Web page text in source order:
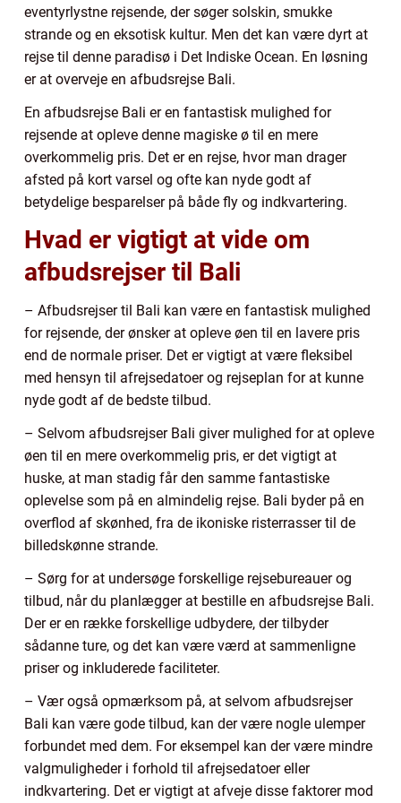
eventyrlystne rejsende, der søger solskin, smukke
strande og en eksotisk kultur. Men det kan være dyrt at
rejse til denne paradisø i Det Indiske Ocean. En løsning
er at overveje en afbudsrejse Bali.
En afbudsrejse Bali er en fantastisk mulighed for
rejsende at opleve denne magiske ø til en mere
overkommelig pris. Det er en rejse, hvor man drager
afsted på kort varsel og ofte kan nyde godt af
betydelige besparelser på både fly og indkvartering.
Hvad er vigtigt at vide om
afbudsrejser til Bali
– Afbudsrejser til Bali kan være en fantastisk mulighed
for rejsende, der ønsker at opleve øen til en lavere pris
end de normale priser. Det er vigtigt at være fleksibel
med hensyn til afrejsedatoer og rejseplan for at kunne
nyde godt af de bedste tilbud.
– Selvom afbudsrejser Bali giver mulighed for at opleve
øen til en mere overkommelig pris, er det vigtigt at
huske, at man stadig får den samme fantastiske
oplevelse som på en almindelig rejse. Bali byder på en
overflod af skønhed, fra de ikoniske risterrasser til de
billedskønne strande.
– Sørg for at undersøge forskellige rejsebureauer og
tilbud, når du planlægger at bestille en afbudsrejse Bali.
Der er en række forskellige udbydere, der tilbyder
sådanne ture, og det kan være værd at sammenligne
priser og inkluderede faciliteter.
– Vær også opmærksom på, at selvom afbudsrejser
Bali kan være gode tilbud, kan der være nogle ulemper
forbundet med dem. For eksempel kan der være mindre
valgmuligheder i forhold til afrejsedatoer eller
indkvartering. Det er vigtigt at afveje disse faktorer mod